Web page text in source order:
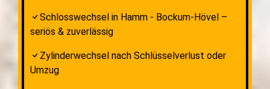
Schlosswechsel in Hamm - Bockum-Hövel –
seriös & zuverlässig
Zylinderwechsel nach Schlüsselverlust oder
Umzug